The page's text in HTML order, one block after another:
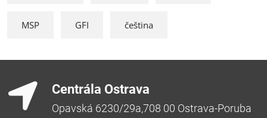
MSP GFI čeština
Centrála Ostrava
Opavská 6230/29a,708 00 Ostrava-Poruba